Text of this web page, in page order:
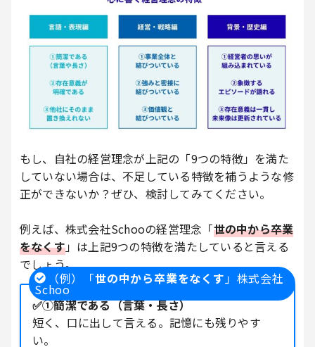
もし、自社の経営理念が上記の「9つの特徴」を満た
していない場合は、不足している特徴を補うような修
正ができないか？ぜひ、検討してみてください。
例えば、株式会社Schooの経営理念「世の中から卒業
をなくす」は上記9つの特徴を満たしていると言える
でしょう。
（例）「世の中から卒業をなくす」株式会社
Schoo
✅①簡潔である（言葉・長さ）
短く、口に出して言える。記憶にも残りやす
い。